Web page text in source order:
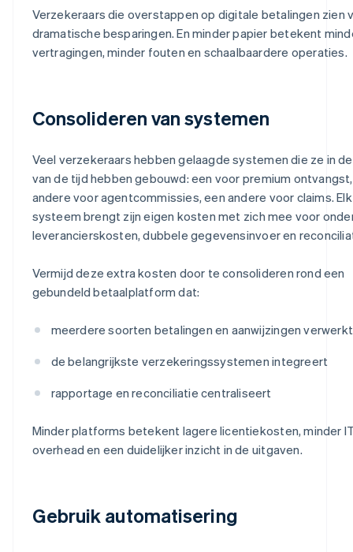
Verzekeraars die overstappen op digitale betalingen zien
dramatische besparingen. En minder papier betekent
vertragingen, minder fouten en schaalbaardere operaties.
Consolideren van systemen
Veel verzekeraars hebben gelaagde systemen die ze in
van de tijd hebben gebouwd: een voor premium
andere voor agentcommissies, een andere voor claims. Elk
systeem brengt zijn eigen kosten met zich mee voor
leverancierskosten, dubbele gegevensinvoer en
Vermijd deze extra kosten door te consolideren rond een
gebundeld betaalplatform dat:
meerdere soorten betalingen en aanwijzingen verwerkt
de belangrijkste verzekeringssystemen integreert
rapportage en reconciliatie centraliseert
Minder platforms betekent lagere licentiekosten, minder
overhead en een duidelijker inzicht in de uitgaven.
Gebruik automatisering